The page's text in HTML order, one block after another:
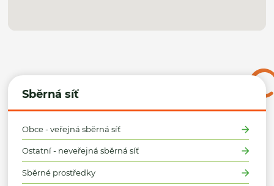
Sběrná síť
Obce - veřejná sběrná síť
Ostatní - neveřejná sběrná síť
Sběrné prostředky